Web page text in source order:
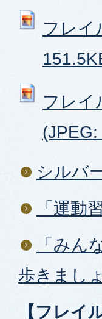
フレイ
フレイ
シルバ
「運動
「みん
歩きまし
【フレイ